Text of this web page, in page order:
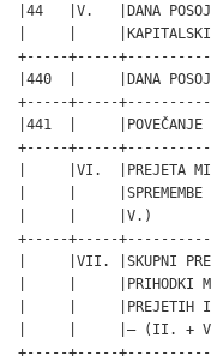
|44   |V.   |DANA
|     |
+-----+-----
|440  |     |DANA
+-----+-----
|441  |
+-----+-----
|     |VI.  |PREJETA
|     |
|     |     |V.)
+-----+-----
|     |VII. |SKUPNI
|     |     |PRIHODKI
|     |     |PREJETIH
|     |     |– (II.
+-----+-----